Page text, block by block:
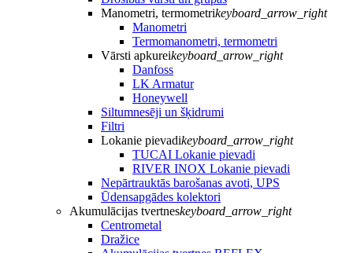
Manometri, termometrikeyboard_arrow_right
Manometri
Termomanometri, termometri
Vārsti apkureikeyboard_arrow_right
Danfoss
LK Armatur
Honeywell
Siltumnesēji un šķidrumi
Filtri
Lokanie pievadikeyboard_arrow_right
TUCAI Lokanie pievadi
RIVER INOX Lokanie pievadi
Nepārtrauktās barošanas avoti, UPS
Ūdensapgādes kolektori
Akumulācijas tvertneskeyboard_arrow_right
Centrometal
Dražice